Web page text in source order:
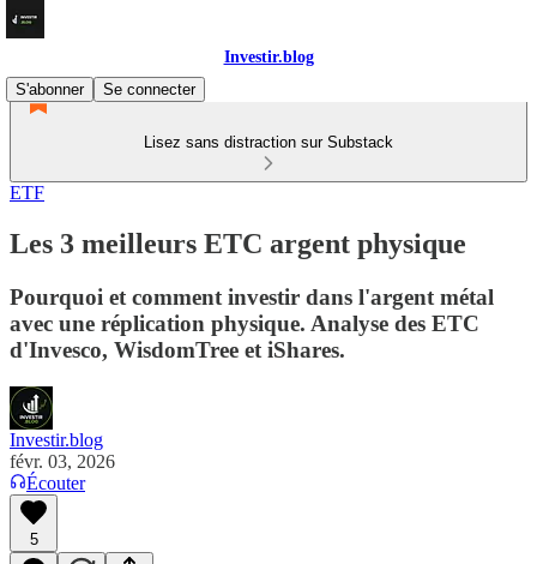
Investir.blog
S'abonner
Se connecter
Lisez sans distraction sur Substack
ETF
Les 3 meilleurs ETC argent physique
Pourquoi et comment investir dans l'argent métal
avec une réplication physique. Analyse des ETC
d'Invesco, WisdomTree et iShares.
Investir.blog
févr. 03, 2026
Écouter
5